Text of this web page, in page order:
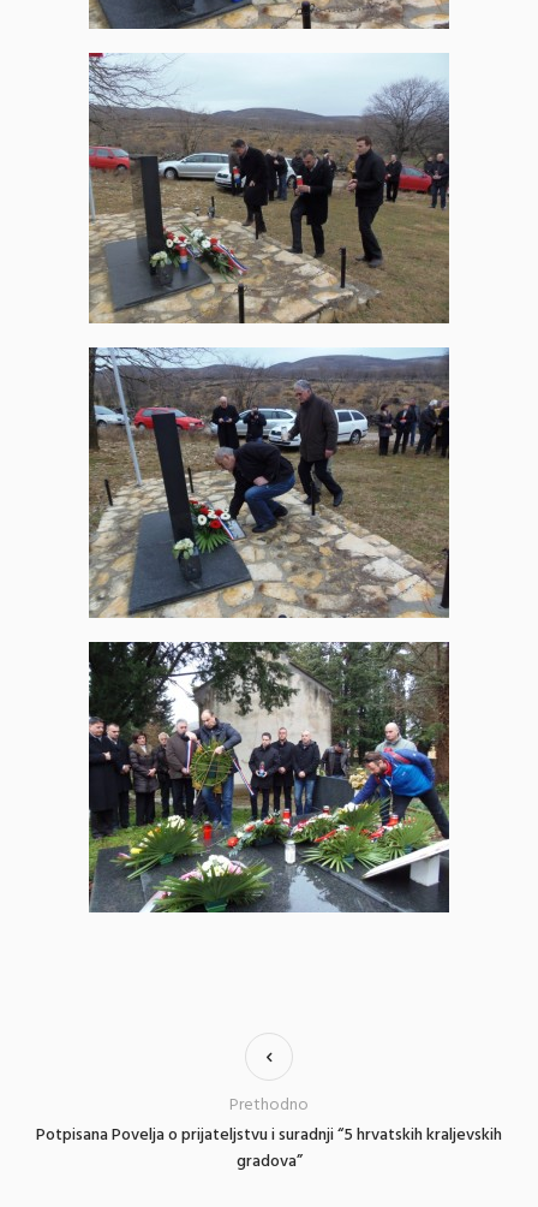
Potpisana Povelja o prijateljstvu i suradnji “5 hrvatskih kraljevskih
gradova”
Prethodno